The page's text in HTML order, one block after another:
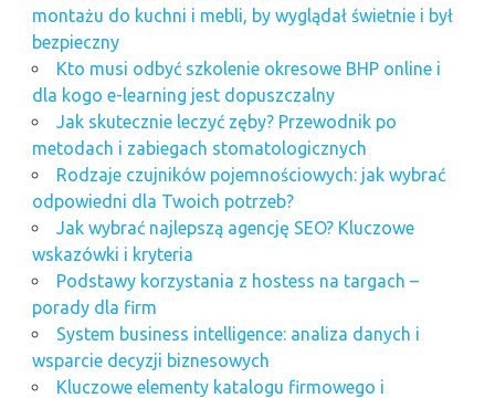
montażu do kuchni i mebli, by wyglądał świetnie i był
bezpieczny
Kto musi odbyć szkolenie okresowe BHP online i
dla kogo e-learning jest dopuszczalny
Jak skutecznie leczyć zęby? Przewodnik po
metodach i zabiegach stomatologicznych
Rodzaje czujników pojemnościowych: jak wybrać
odpowiedni dla Twoich potrzeb?
Jak wybrać najlepszą agencję SEO? Kluczowe
wskazówki i kryteria
Podstawy korzystania z hostess na targach –
porady dla firm
System business intelligence: analiza danych i
wsparcie decyzji biznesowych
Kluczowe elementy katalogu firmowego i